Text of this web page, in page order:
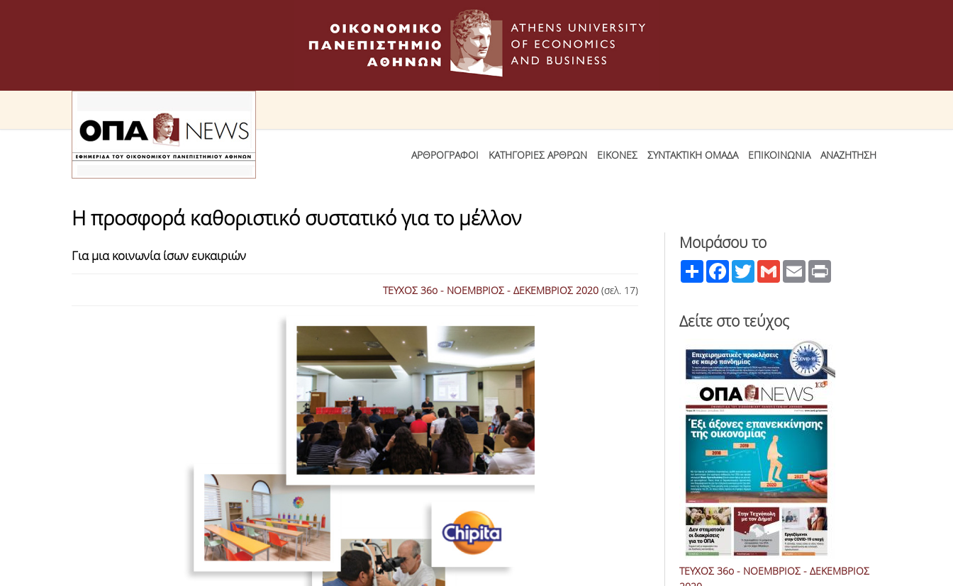
ΑΡΘΡΟΓΡΑΦΟΙ ΚΑΤΗΓΟΡΙΕΣ ΑΡΘΡΩΝ ΕΙΚΟΝΕΣ ΣΥΝΤΑΚΤΙΚΗ ΟΜΑΔΑ ΕΠΙΚΟΙΝΩΝΙΑ ΑΝΑΖΗΤΗΣΗ
Η προσφορά καθοριστικό συστατικό για το μέλλον
Για μια κοινωνία ίσων ευκαιριών
ΤΕΥΧΟΣ 36ο - ΝΟΕΜΒΡΙΟΣ - ΔΕΚΕΜΒΡΙΟΣ 2020 (σελ. 17)
Μοιράσου το
ShareFacebook
TwitterGmailEmailPrint
Δείτε στο τεύχος
ΤΕΥΧΟΣ 36ο - ΝΟΕΜΒΡΙΟΣ - ΔΕΚΕΜΒΡΙΟΣ